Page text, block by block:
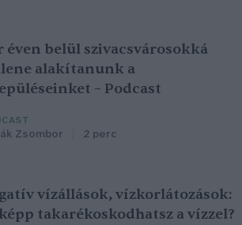
éven belül szivacsvárosokká
alakítanunk a
– Podcast
Zsombor 2 perc
vízállások, vízkorlátozások:
takarékoskodhatsz a vízzel?